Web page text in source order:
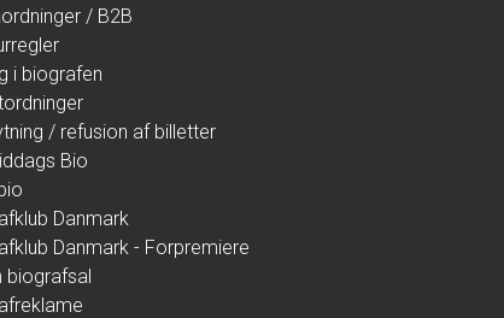
/ B2B
i biografen
/ refusion af billetter
Bio
Danmark
Danmark - Forpremiere
biografsal